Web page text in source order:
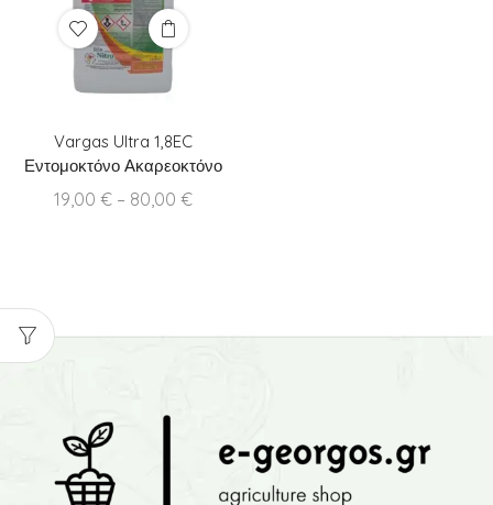
Vargas Ultra 1,8EC
Εντομοκτόνο Ακαρεοκτόνο
19,00 € – 80,00 €Price